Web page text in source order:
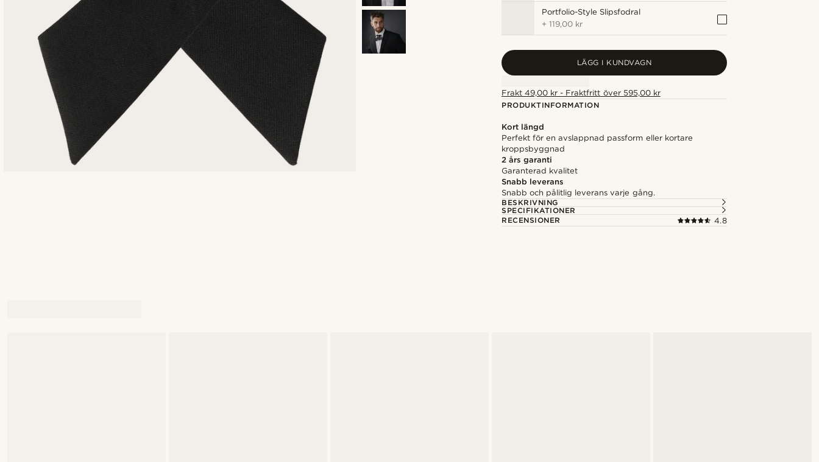
Portfolio-Style Slipsfodral
+119,00 kr
LÄGG I KUNDVAGN
Frakt 49,00 kr - Fraktfritt över 595,00 kr
PRODUKTINFORMATION
Kort längd
Perfekt för en avslappnad passform eller kortare
kroppsbyggnad
2 års garanti
Garanterad kvalitet
Snabb leverans
Snabb och pålitlig leverans varje gång.
BESKRIVNING
SPECIFIKATIONER
RECENSIONER
4.8